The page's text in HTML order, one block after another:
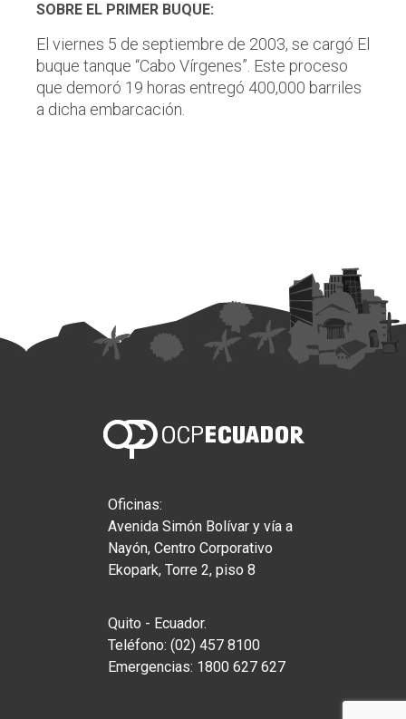
SOBRE EL PRIMER BUQUE:
El viernes 5 de septiembre de 2003, se cargó El
buque tanque “Cabo Vírgenes”. Este proceso
que demoró 19 horas entregó 400,000 barriles
a dicha embarcación.
Oficinas:
Avenida Simón Bolívar y vía a
Nayón, Centro Corporativo
Ekopark, Torre 2, piso 8
Quito - Ecuador.
Teléfono: (02) 457 8100
Emergencias: 1800 627 627